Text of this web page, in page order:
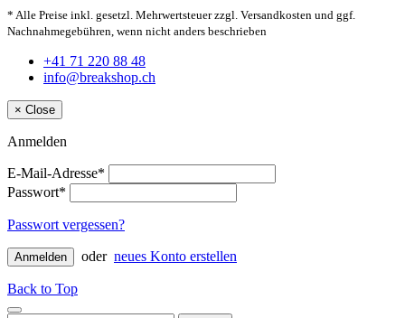
* Alle Preise inkl. gesetzl. Mehrwertsteuer zzgl. Versandkosten und ggf.
Nachnahmegebühren, wenn nicht anders beschrieben
+41 71 220 88 48
info@breakshop.ch
× Close
Anmelden
E-Mail-Adresse*
Passwort*
Passwort vergessen?
Anmelden oder neues Konto erstellen
Back to Top